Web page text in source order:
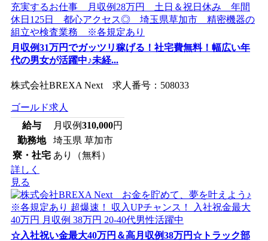
月収例31万円でガッツリ稼げる！社宅費無料！幅広い年
代の男女が活躍中♪未経...
株式会社BREXA Next 求人番号：508033
ゴールド求人
給与
月収例310,000円
勤務地
埼玉県 草加市
寮・社宅 あり（無料）
詳しく
見る
☆入社祝い金最大40万円＆高月収例38万円☆トラック部